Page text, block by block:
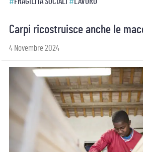
Carpi ricostruisce anche le
4 Novembre 2024